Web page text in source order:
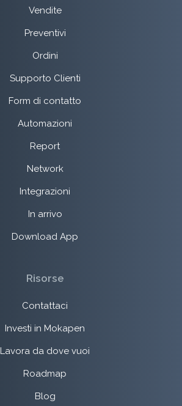
Vendite
Preventivi
Ordini
Supporto Clienti
Form di contatto
Automazioni
Report
Network
Integrazioni
In arrivo
Download App
Risorse
Contattaci
Investi in Mokapen
Lavora da dove vuoi
Roadmap
Blog